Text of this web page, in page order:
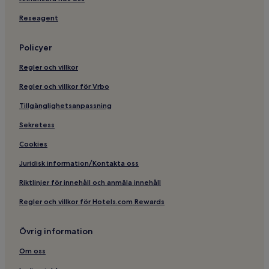
Hotell i närheten av Teatermuseet i Hofteatret
Hotell i närheten av Loppen
Hotell med kök i Sundbyerne
Hotell i Köpenhamn centrum
Hotell med gratis frukost i närheten av Islands Brygge
Hotell i närheten av Kongelige Bibliotek
Hotell i närheten av Kungliga mottagningsrummen
Reseagent
Policyer
Regler och villkor
Regler och villkor för Vrbo
Tillgänglighetsanpassning
Sekretess
Cookies
Juridisk information/Kontakta oss
Riktlinjer för innehåll och anmäla innehåll
Regler och villkor för Hotels.com Rewards
Övrig information
Om oss